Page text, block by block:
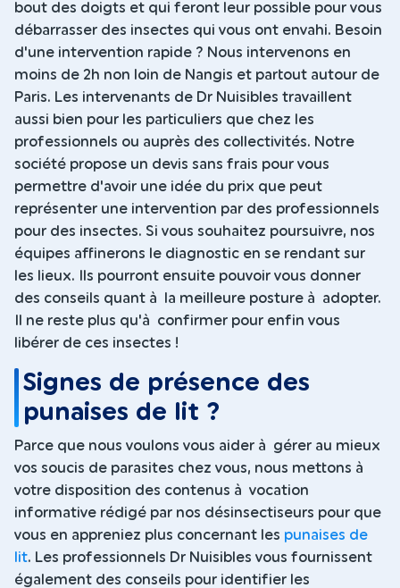
bout des doigts et qui feront leur possible pour vous
débarrasser des insectes qui vous ont envahi. Besoin
d'une intervention rapide ? Nous intervenons en
moins de 2h non loin de Nangis et partout autour de
Paris. Les intervenants de Dr Nuisibles travaillent
aussi bien pour les particuliers que chez les
professionnels ou auprès des collectivités. Notre
société propose un devis sans frais pour vous
permettre d'avoir une idée du prix que peut
représenter une intervention par des professionnels
pour des insectes. Si vous souhaitez poursuivre, nos
équipes affinerons le diagnostic en se rendant sur
les lieux. Ils pourront ensuite pouvoir vous donner
des conseils quant à la meilleure posture à adopter.
Il ne reste plus qu'à confirmer pour enfin vous
libérer de ces insectes !
Signes de présence des
punaises de lit ?
Parce que nous voulons vous aider à gérer au mieux
vos soucis de parasites chez vous, nous mettons à
votre disposition des contenus à vocation
informative rédigé par nos désinsectiseurs pour que
vous en appreniez plus concernant les punaises de
lit. Les professionnels Dr Nuisibles vous fournissent
également des conseils pour identifier les